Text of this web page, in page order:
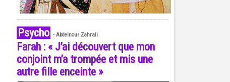
Psycho - Abdelnour Zahrali
Farah : « J’ai découvert que mon
conjoint m’a trompée et mis une
autre fille enceinte »